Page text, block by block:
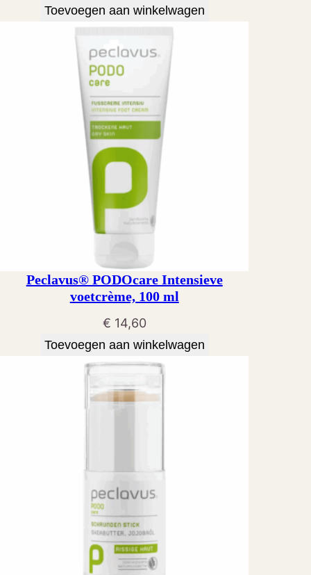
Toevoegen aan winkelwagen
Peclavus® PODOcare Intensieve
voetcrème, 100 ml
€ 14,60
Toevoegen aan winkelwagen